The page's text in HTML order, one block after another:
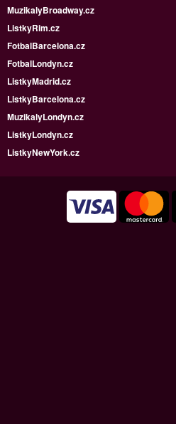
MuzikalyBroadway.cz
ListkyRim.cz
FotbalBarcelona.cz
FotbalLondyn.cz
ListkyMadrid.cz
ListkyBarcelona.cz
MuzikalyLondyn.cz
ListkyLondyn.cz
ListkyNewYork.cz